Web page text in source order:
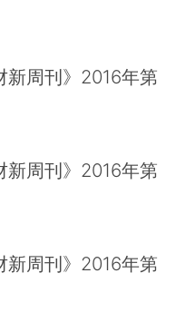
新周刊》2016年第
新周刊》2016年第
新周刊》2016年第